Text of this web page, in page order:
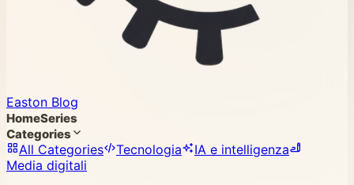
Easton Blog
HomeSeries
Categories
All Categories Tecnologia
IA e intelligenza
Media digitali